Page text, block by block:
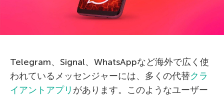
Telegram、Signal、WhatsAppなど海外で広く使
われているメッセンジャーには、多くの代替クラ
イアントアプリ があります。このようなユーザー